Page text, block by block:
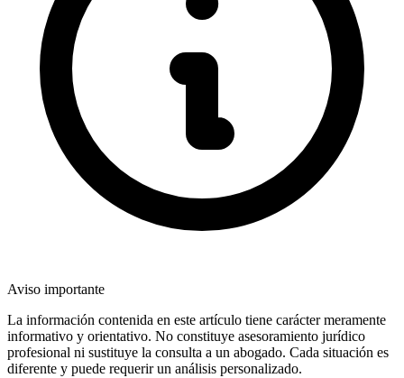
Aviso importante
La información contenida en este artículo tiene carácter meramente
informativo y orientativo. No constituye asesoramiento jurídico
profesional ni sustituye la consulta a un abogado. Cada situación es
diferente y puede requerir un análisis personalizado.